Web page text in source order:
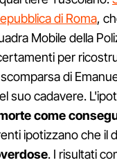
di Roma,
Mobile della
per
di
suo cadavere.
come
ipotizzano che il
. I risultati